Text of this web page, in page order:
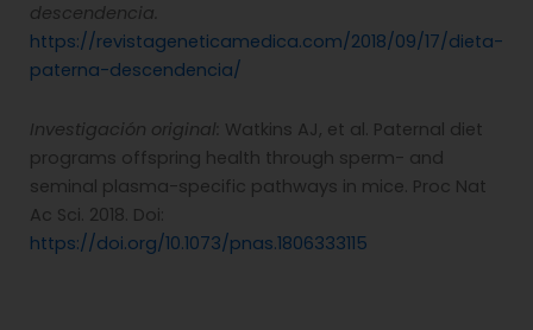
descendencia.
https://revistageneticamedica.com/2018/09/17/dieta-
paterna-descendencia/
Investigación original: Watkins AJ, et al. Paternal diet
programs offspring health through sperm- and
seminal plasma-specific pathways in mice. Proc Nat
Ac Sci. 2018. Doi:
https://doi.org/10.1073/pnas.1806333115